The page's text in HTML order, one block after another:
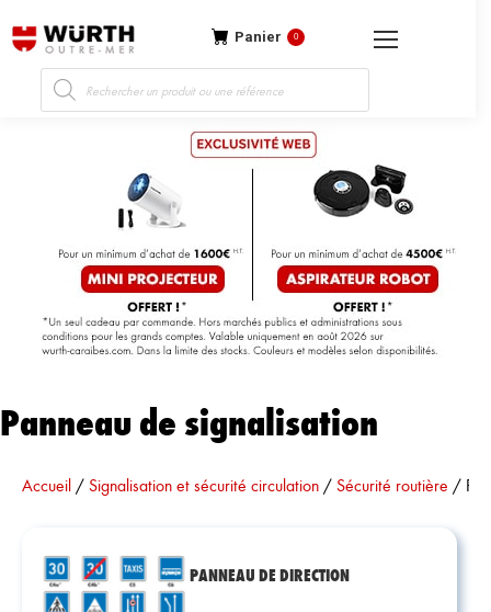
Recherche
de
produits
Panier 0
Panneau de signalisation
Vous êtes ici :
Accueil / Signalisation et sécurité circulation / Sécurité routière /
PANNEAU DE DIRECTION